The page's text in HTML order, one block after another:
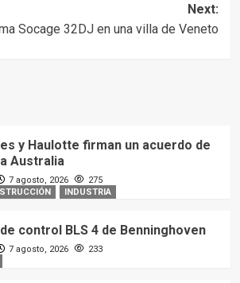
Next:
Socage 32DJ en una villa de Veneto
y Haulotte firman un acuerdo de
Australia
7 agosto, 2026
275
INDUSTRIA
control BLS 4 de Benninghoven
7 agosto, 2026
233